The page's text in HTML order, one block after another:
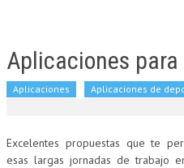
Aplicaciones
Aplicaciones Aplicaciones de
Excelentes propuestas que te
esas largas jornadas de trabajo